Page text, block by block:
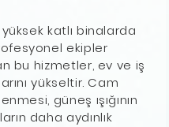
katlı binalarda
ekipler
bu hizmetler, ev ve iş
yükseltir. Cam
güneş ışığının
daha aydınlık